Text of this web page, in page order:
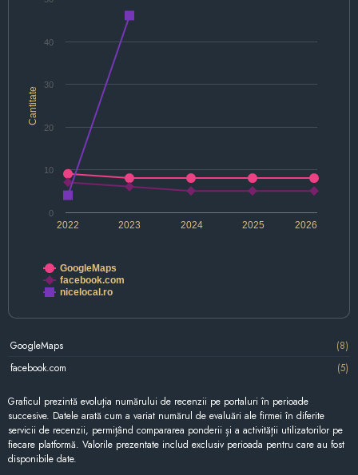
Cantitate
2022 2024 2026
2023 2025
0
10
20
30
40
GoogleMaps
facebook.com
nicelocal.ro
GoogleMaps
(8)
facebook.com
(5)
Graficul prezintă evoluția numărului de recenzii pe portaluri în perioade
succesive. Datele arată cum a variat numărul de evaluări ale firmei în diferite
servicii de recenzii, permițând compararea ponderii și a activității utilizatorilor pe
fiecare platformă. Valorile prezentate includ exclusiv perioada pentru care au fost
disponibile date.